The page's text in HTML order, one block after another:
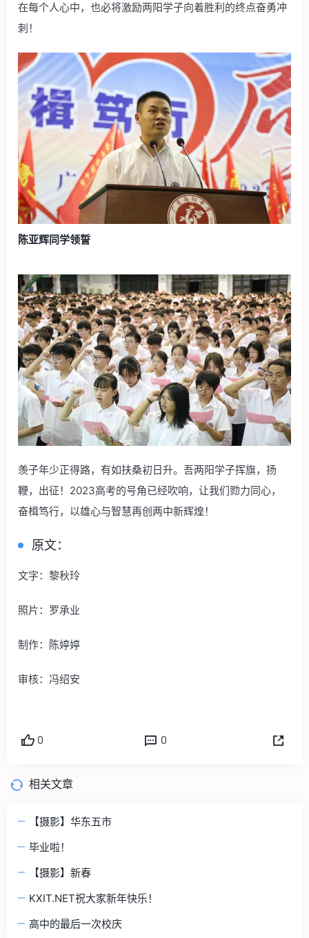
在每个人心中，也必将激励两阳学子向着胜利的终点奋勇冲
刺！
陈亚辉同学领誓
羡子年少正得路，有如扶桑初日升。吾两阳学子挥旗，扬
鞭，出征！2023高考的号角已经吹响，让我们勠力同心，
奋楫笃行，以雄心与智慧再创两中新辉煌！
原文：
文字：黎秋玲
照片：罗承业
制作：陈婷婷
审核：冯绍安
0 0
相关文章
【摄影】华东五市
毕业啦！
【摄影】新春
KXIT.NET祝大家新年快乐！
高中的最后一次校庆